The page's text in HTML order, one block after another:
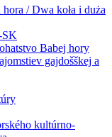
/ Dwa koła i duża
SK
Babej hory
gajdošškej a
kultúrno-